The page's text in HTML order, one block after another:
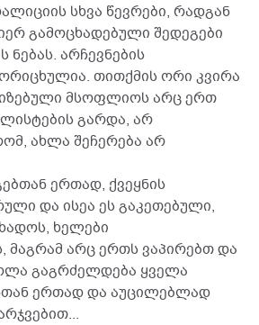
სხვა წევრები, რადგან
გამოცხადებული შედეგები
ნებას. არჩევნების
თითქმის ორი კვირა
მსოფლიოს არც ერთ
გარდა, არ
ახლა შეჩერება არ
ერთად, ქვეყნის
და ისეა ეს გაკეთებული,
ხელები
მაგრამ არც ერთს ვაპირებთ და
გაგრძელდება ყველა
ერთად და აუცილებლად